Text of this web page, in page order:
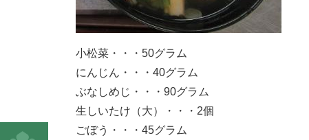
小松菜・・・50グラム
にんじん・・・40グラム
ぶなしめじ・・・90グラム
生しいたけ（大）・・・2個
ごぼう・・・45グラム